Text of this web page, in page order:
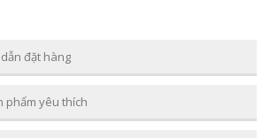
đặt hàng
phẩm yêu thích